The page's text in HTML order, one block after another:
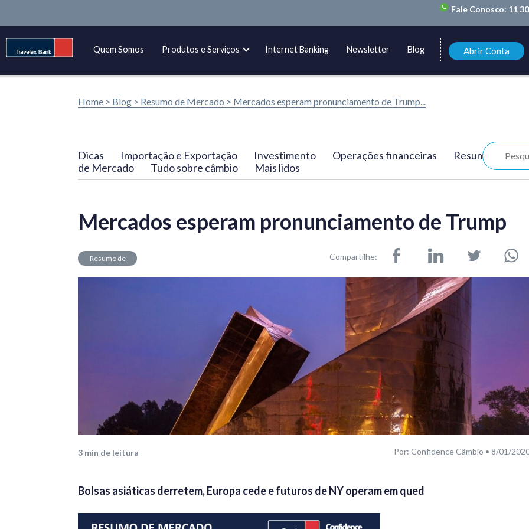
Fale Conosco: 11
Quem Somos Produtos e Serviços Internet Banking Newsletter Blog Abrir Conta
Home > Blog > Resumo de Mercado > Mercados esperam pronunciamento de Trump...
Dicas Importação e Exportação Investimento Operações financeiras
Resumo
de Mercado
Tudo sobre câmbio Mais lidos
Mercados esperam pronunciamento de Trump
Resumo de
Compartilhe:
3 min de leitura Por: Confidence Câmbio • 8/01/
Bolsas asiáticas derretem, Europa cede e futuros de NY operam em qued